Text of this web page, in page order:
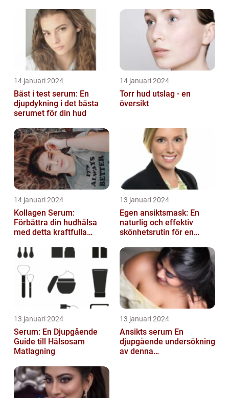
fungerar
14 januari 2024
Bäst i test serum: En
djupdykning i det bästa
serumet för din hud
14 januari 2024
Torr hud utslag - en
översikt
14 januari 2024
Kollagen Serum:
Förbättra din hudhälsa
med detta kraftfulla
13 januari 2024
Egen ansiktsmask: En
naturlig och effektiv
skönhetsrutin för en
13 januari 2024
Serum: En Djupgående
Guide till Hälsosam
Matlagning
13 januari 2024
Ansikts serum En
djupgående undersökning
av denna